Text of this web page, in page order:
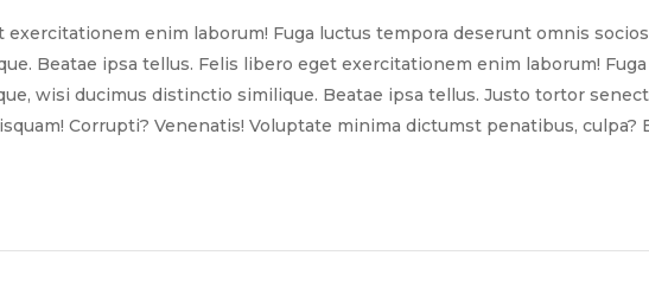
exercitationem enim laborum! Fuga luctus tempora deserunt omnis
Beatae ipsa tellus. Felis libero eget exercitationem enim laborum!
wisi ducimus distinctio similique. Beatae ipsa tellus. Justo tortor
Corrupti? Venenatis! Voluptate minima dictumst penatibus, culpa?